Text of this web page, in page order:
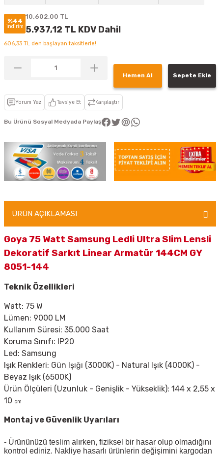
%44
indirim
10.602,00 TL
5.937,12 TL KDV Dahil
606,33 TL den başlayan taksitlerle!
Hemen Al Sepete Ekle
Yorum Yaz Tavsiye Et Karşılaştır
Bu Ürünü Sosyal Medyada Paylaş
ÜRÜN AÇIKLAMASI
Goya 75 Watt Samsung Ledli Ultra Slim Lensli
Dekoratif Sarkıt Linear Armatür 144CM GY
8051-144
Teknik Özellikleri
Watt: 75 W
Lümen: 9000 LM
Kullanım Süresi: 35.000 Saat
Koruma Sınıfı: IP20
Led: Samsung
Işık Renkleri: Gün Işığı (3000K) - Natural Işık (4000K) -
Beyaz Işık (6500K)
Ürün Ölçüleri (Uzunluk - Genişlik - Yükseklik): 144 x 2,55 x
10 cm
Montaj ve Güvenlik Uyarıları
- Ürününüzü teslim alırken, fiziksel bir hasar olup olmadığını
kontrol ediniz. Nakliye hasarlı ürünlerin değişimini kargodan